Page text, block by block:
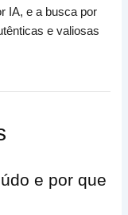
IA, e a busca por
e valiosas
e por que